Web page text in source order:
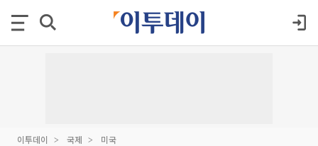
이투데이 국제 미국